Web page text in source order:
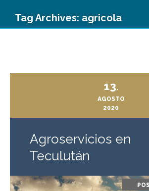
Tag Archives: agricola
13.
AGOSTO
2020
Agroservicios en
Teculután